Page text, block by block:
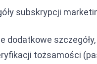
subskrypcji
tożsamości